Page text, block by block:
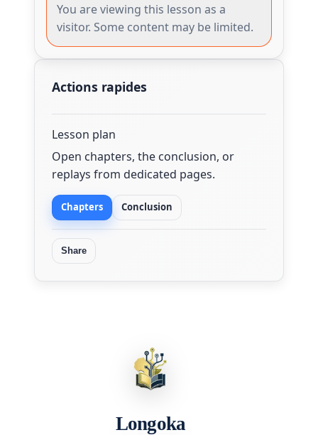
You are viewing this lesson as a
visitor. Some content may be limited.
Actions rapides
Lesson plan
Open chapters, the conclusion, or
replays from dedicated pages.
Chapters Conclusion
Share
Longoka